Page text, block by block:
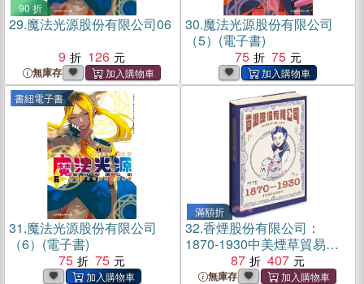
90 折
29.魔法光源股份有限公司06
9
126
無庫存
30.魔法光源股份有限公司
（5）(電子書)
75
75
書紐電子書
31.魔法光源股份有限公司
（6）(電子書)
75
75
滿額折
32.香煙股份有限公司：
1870-1930中美煙草貿易研
究（簡體書）
87 407
無庫存